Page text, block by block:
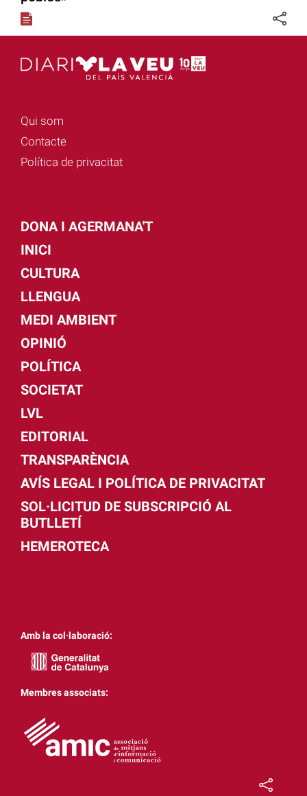
Qui som
Contacte
Política de privacitat
DONA I AGERMANA'T
INICI
CULTURA
LLENGUA
MEDI AMBIENT
OPINIÓ
POLÍTICA
SOCIETAT
LVL
EDITORIAL
TRANSPARÈNCIA
AVÍS LEGAL I POLÍTICA DE PRIVACITAT
SOL·LICITUD DE SUBSCRIPCIÓ AL
BUTLLETÍ
HEMEROTECA
Amb la col·laboració:
Membres associats: